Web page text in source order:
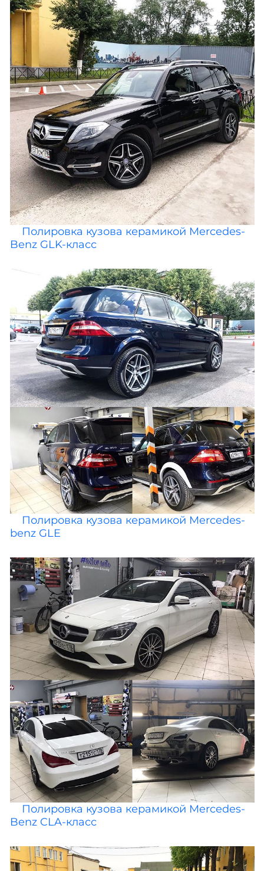
Полировка кузова керамикой Mercedes-
Benz GLK-класс
Полировка кузова керамикой Mercedes-
benz GLE
Полировка кузова керамикой Mercedes-
Benz CLA-класс